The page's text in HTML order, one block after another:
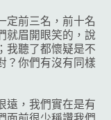
定前三名，前十名
就眉開眼笑的，說
我聽了都懷疑是不
？你們有沒有同樣
遠，我們實在是有